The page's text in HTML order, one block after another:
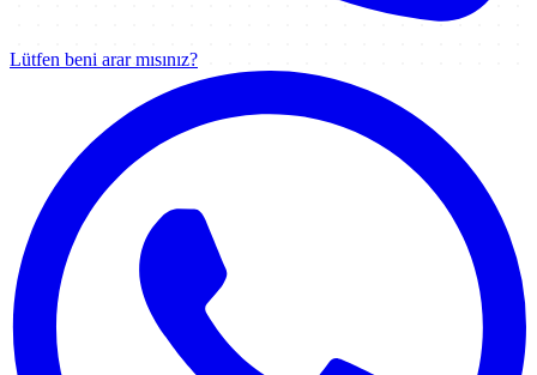
Lütfen beni arar mısınız?